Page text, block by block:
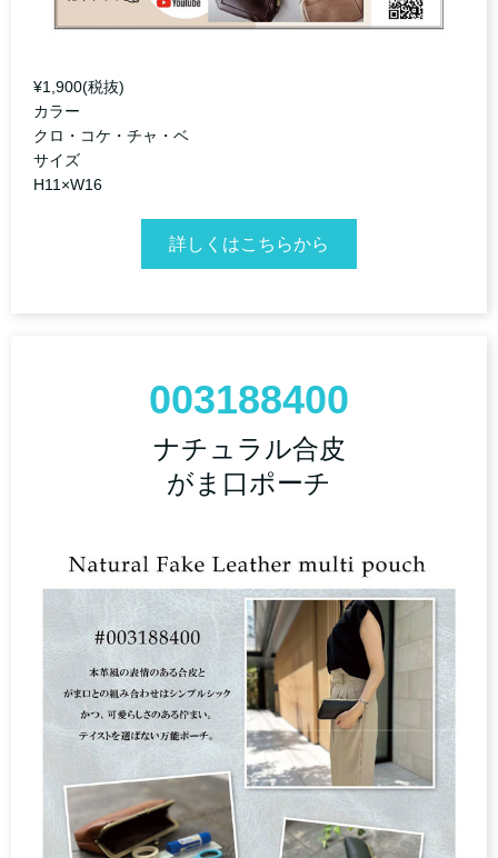
¥1,900(税抜)
カラー
クロ・コケ・チャ・ベ
サイズ
H11×W16
詳しくはこちらから
003188400
ナチュラル合皮
がま口ポーチ